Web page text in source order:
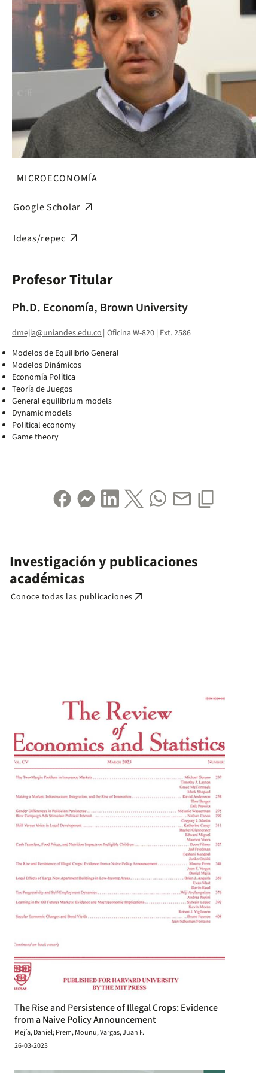
MICROECONOMÍA
Google Scholar arrow_outward
Ideas/repec arrow_outward
Profesor Titular
Ph.D. Economía, Brown University
dmejia@uniandes.edu.co| Oficina W-820 | Ext. 2586
Modelos de Equilibrio General
Modelos Dinámicos
Economía Política
Teoría de Juegos
General equilibrium models
Dynamic models
Political economy
Game theory
Investigación y publicaciones
académicas
Conoce todas las publicaciones arrow_outward
The Rise and Persistence of Illegal Crops: Evidence
from a Naive Policy Announcement
Mejía, Daniel; Prem, Mounu; Vargas, Juan F.
26-03-2023